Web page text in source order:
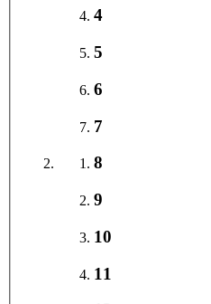
4
5
6
7
8
9
10
11